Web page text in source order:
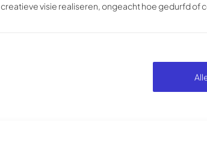
creatieve visie realiseren, ongeacht hoe gedurfd of